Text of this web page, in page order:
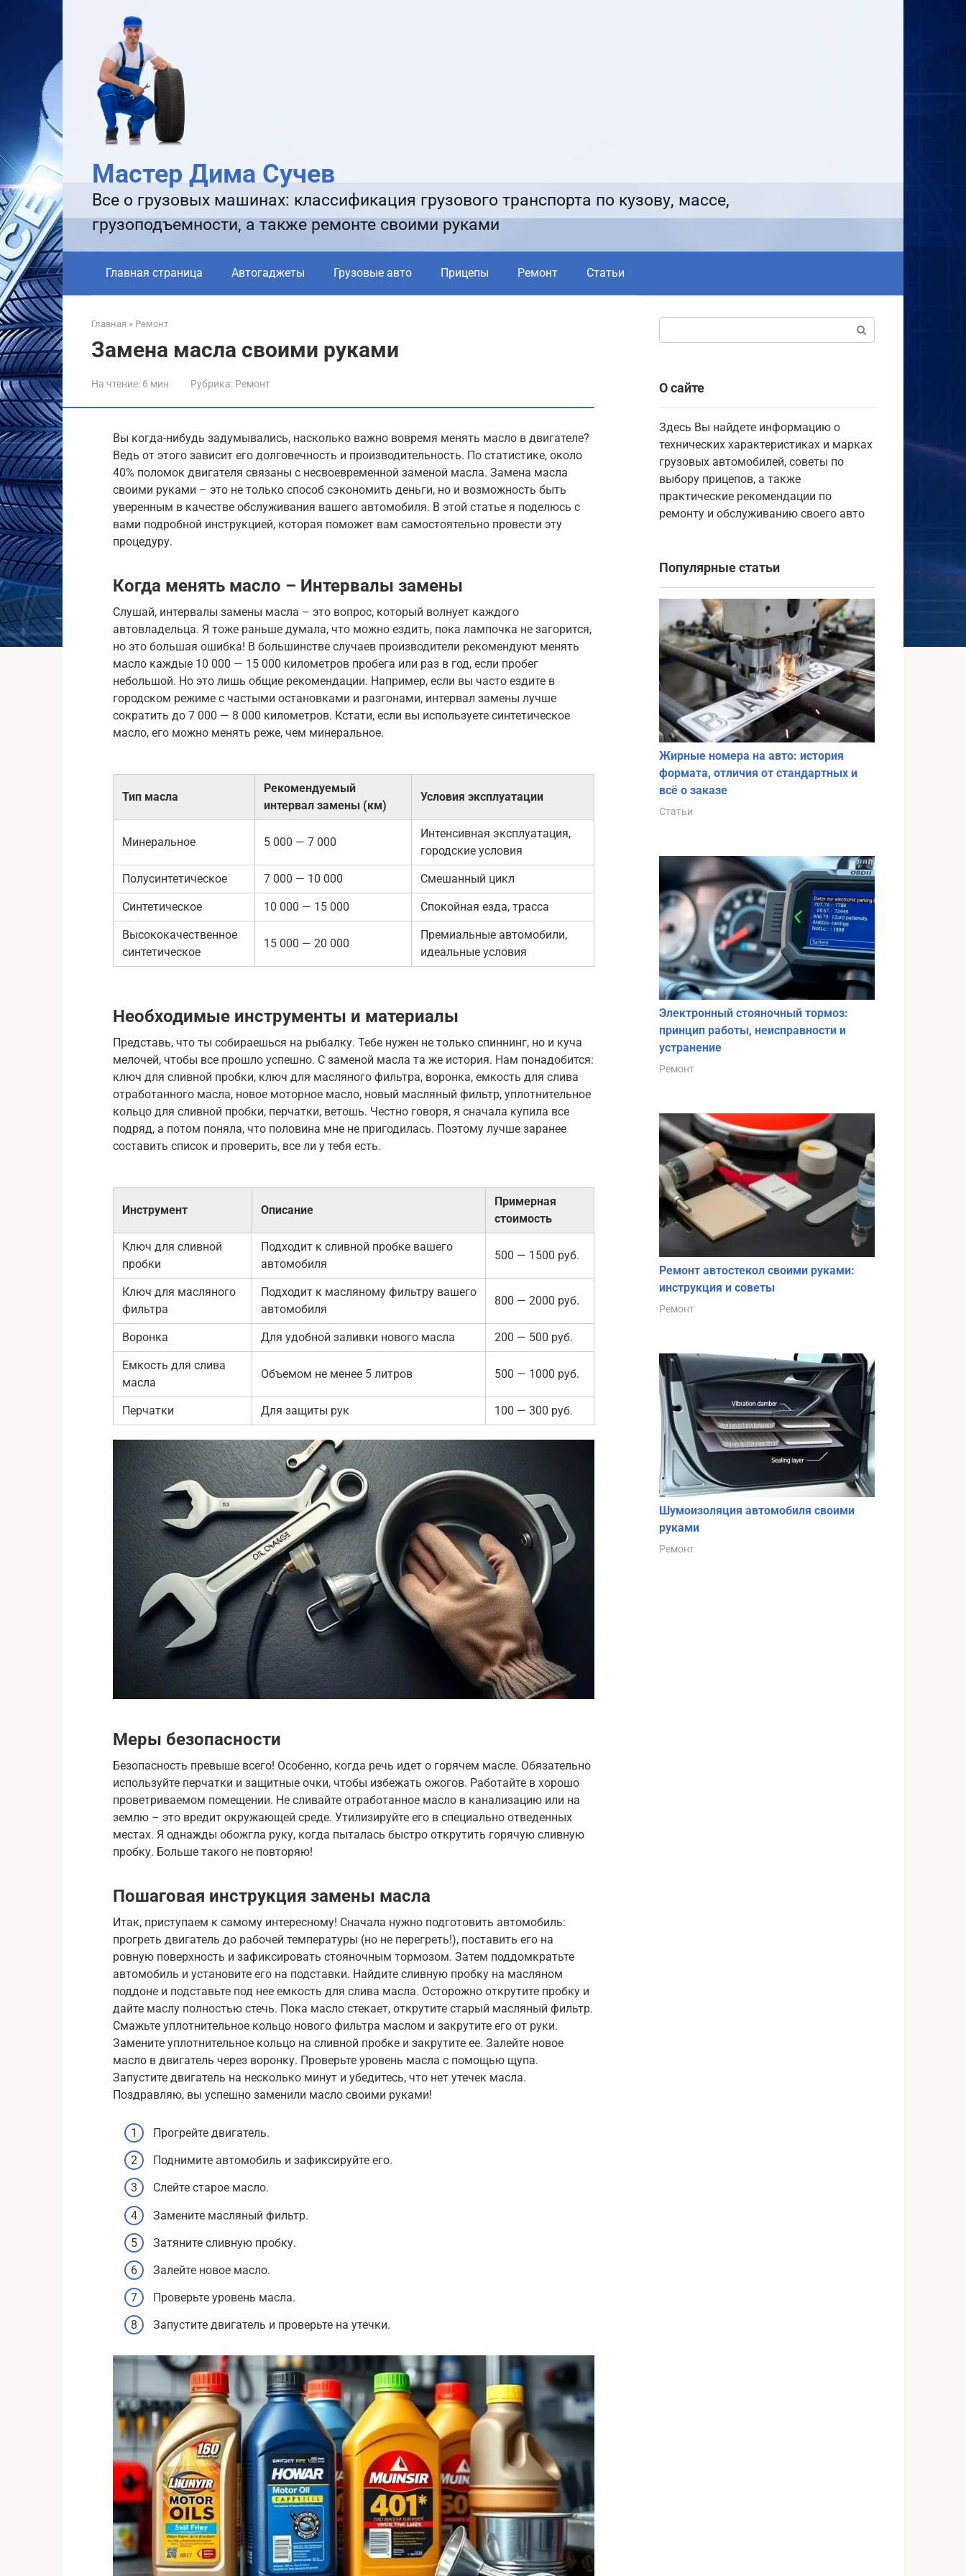
Мастер Дима Сучев
Все о грузовых машинах: классификация грузового транспорта по кузову, массе,
грузоподъемности, а также ремонте своими руками
Главная страница Автогаджеты Грузовые авто Прицепы Ремонт Статьи
Главная » Ремонт
Замена масла своими руками
На чтение: 6 мин Рубрика: Ремонт
Вы когда-нибудь задумывались, насколько важно вовремя менять масло в двигателе?
Ведь от этого зависит его долговечность и производительность. По статистике, около
40% поломок двигателя связаны с несвоевременной заменой масла. Замена масла
своими руками – это не только способ сэкономить деньги, но и возможность быть
уверенным в качестве обслуживания вашего автомобиля. В этой статье я поделюсь с
вами подробной инструкцией, которая поможет вам самостоятельно провести эту
процедуру.
Когда менять масло – Интервалы замены
Слушай, интервалы замены масла – это вопрос, который волнует каждого
автовладельца. Я тоже раньше думала, что можно ездить, пока лампочка не загорится,
но это большая ошибка! В большинстве случаев производители рекомендуют менять
масло каждые 10 000 — 15 000 километров пробега или раз в год, если пробег
небольшой. Но это лишь общие рекомендации. Например, если вы часто ездите в
городском режиме с частыми остановками и разгонами, интервал замены лучше
сократить до 7 000 — 8 000 километров. Кстати, если вы используете синтетическое
масло, его можно менять реже, чем минеральное.
Тип масла
Рекомендуемый
интервал замены (км)
Условия эксплуатации
Минеральное 5 000 — 7 000
Интенсивная эксплуатация,
городские условия
Полусинтетическое 7 000 — 10 000 Смешанный цикл
Синтетическое 10 000 — 15 000 Спокойная езда, трасса
Высококачественное
синтетическое
15 000 — 20 000
Премиальные автомобили,
идеальные условия
Необходимые инструменты и материалы
Представь, что ты собираешься на рыбалку. Тебе нужен не только спиннинг, но и куча
мелочей, чтобы все прошло успешно. С заменой масла та же история. Нам понадобится:
ключ для сливной пробки, ключ для масляного фильтра, воронка, емкость для слива
отработанного масла, новое моторное масло, новый масляный фильтр, уплотнительное
кольцо для сливной пробки, перчатки, ветошь. Честно говоря, я сначала купила все
подряд, а потом поняла, что половина мне не пригодилась. Поэтому лучше заранее
составить список и проверить, все ли у тебя есть.
Инструмент Описание
Примерная
стоимость
Ключ для сливной
пробки
Подходит к сливной пробке вашего
автомобиля
500 — 1500 руб.
Ключ для масляного
фильтра
Подходит к масляному фильтру вашего
автомобиля
800 — 2000 руб.
Воронка Для удобной заливки нового масла 200 — 500 руб.
Емкость для слива
масла
Объемом не менее 5 литров 500 — 1000 руб.
Перчатки Для защиты рук 100 — 300 руб.
Меры безопасности
Безопасность превыше всего! Особенно, когда речь идет о горячем масле. Обязательно
используйте перчатки и защитные очки, чтобы избежать ожогов. Работайте в хорошо
проветриваемом помещении. Не сливайте отработанное масло в канализацию или на
землю – это вредит окружающей среде. Утилизируйте его в специально отведенных
местах. Я однажды обожгла руку, когда пыталась быстро открутить горячую сливную
пробку. Больше такого не повторяю!
Пошаговая инструкция замены масла
Итак, приступаем к самому интересному! Сначала нужно подготовить автомобиль:
прогреть двигатель до рабочей температуры (но не перегреть!), поставить его на
ровную поверхность и зафиксировать стояночным тормозом. Затем поддомкратьте
автомобиль и установите его на подставки. Найдите сливную пробку на масляном
поддоне и подставьте под нее емкость для слива масла. Осторожно открутите пробку и
дайте маслу полностью стечь. Пока масло стекает, открутите старый масляный фильтр.
Смажьте уплотнительное кольцо нового фильтра маслом и закрутите его от руки.
Замените уплотнительное кольцо на сливной пробке и закрутите ее. Залейте новое
масло в двигатель через воронку. Проверьте уровень масла с помощью щупа.
Запустите двигатель на несколько минут и убедитесь, что нет утечек масла.
Поздравляю, вы успешно заменили масло своими руками!
Прогрейте двигатель.
Поднимите автомобиль и зафиксируйте его.
Слейте старое масло.
Замените масляный фильтр.
Затяните сливную пробку.
Залейте новое масло.
Проверьте уровень масла.
Запустите двигатель и проверьте на утечки.
О сайте
Здесь Вы найдете информацию о
технических характеристиках и марках
грузовых автомобилей, советы по
выбору прицепов, а также
практические рекомендации по
ремонту и обслуживанию своего авто
Популярные статьи
Жирные номера на авто: история
формата, отличия от стандартных и
всё о заказе
Статьи
Электронный стояночный тормоз:
принцип работы, неисправности и
устранение
Ремонт
Ремонт автостекол своими руками:
инструкция и советы
Ремонт
Шумоизоляция автомобиля своими
руками
Ремонт